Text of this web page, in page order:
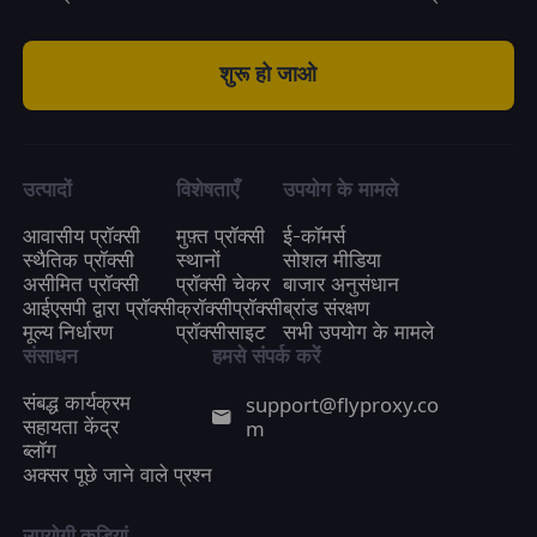
शुरू हो जाओ
उत्पादों
आवासीय प्रॉक्सी
स्थैतिक प्रॉक्सी
असीमित प्रॉक्सी
आईएसपी द्वारा प्रॉक्सी
मूल्य निर्धारण
विशेषताएँ
मुफ़्त प्रॉक्सी
स्थानों
प्रॉक्सी चेकर
क्रॉक्सीप्रॉक्सी
प्रॉक्सीसाइट
उपयोग के मामले
ई-कॉमर्स
सोशल मीडिया
बाजार अनुसंधान
ब्रांड संरक्षण
सभी उपयोग के मामले
संसाधन
संबद्ध कार्यक्रम
सहायता केंद्र
ब्लॉग
अक्सर पूछे जाने वाले प्रश्न
हमसे संपर्क करें
support@flyproxy.co
m